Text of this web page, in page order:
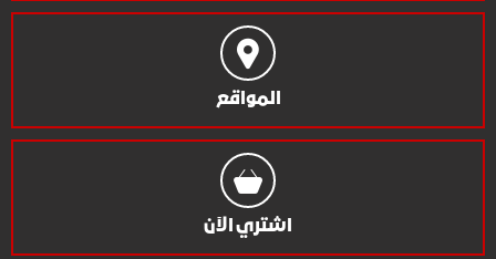
المواقع
اشتري الآن